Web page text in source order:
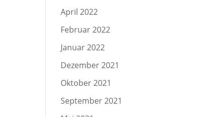
April 2022
Februar 2022
Januar 2022
Dezember 2021
Oktober 2021
September 2021